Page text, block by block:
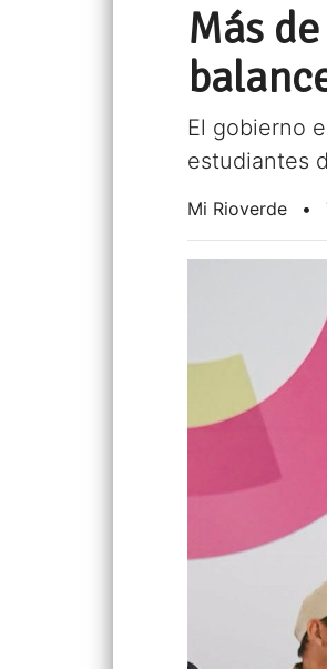
Más
El gobierno
estudiantes
Mi Rioverde •